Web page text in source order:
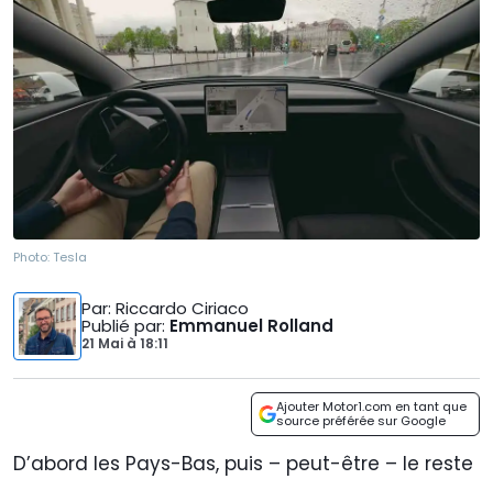
Photo: Tesla
Par: Riccardo Ciriaco
Publié par: Emmanuel Rolland
21 Mai à 18:11
Ajouter Motor1.com en tant que
source préférée sur Google
D’abord les Pays-Bas, puis – peut-être – le reste